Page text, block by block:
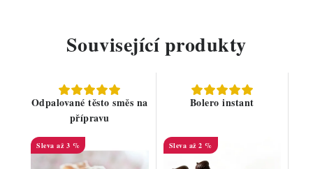
Související produkty
Odpalované těsto směs na
přípravu
až 3 %
Bolero instant
až 2 %